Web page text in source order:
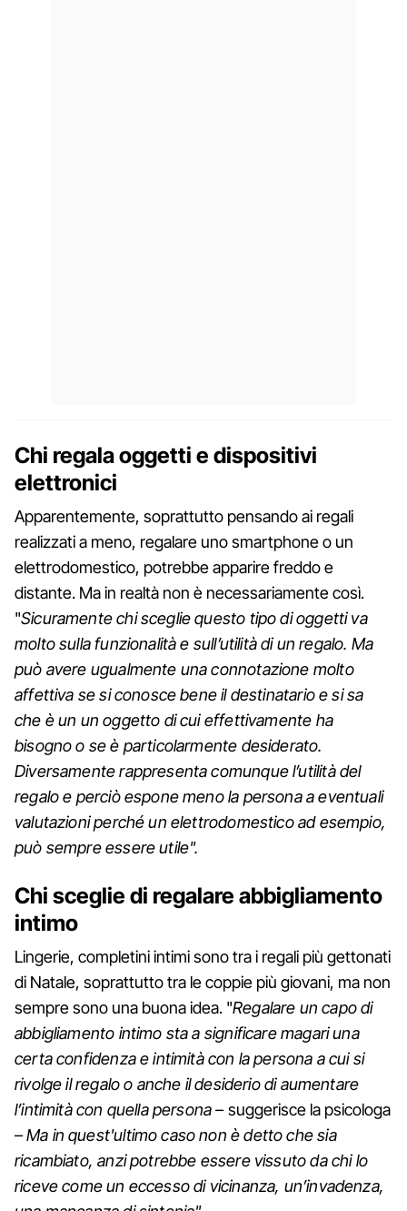
Chi regala oggetti e dispositivi
elettronici
Apparentemente, soprattutto pensando ai regali
realizzati a meno, regalare uno smartphone o un
elettrodomestico, potrebbe apparire freddo e
distante. Ma in realtà non è necessariamente così.
"Sicuramente chi sceglie questo tipo di oggetti va
molto sulla funzionalità e sull’utilità di un regalo. Ma
può avere ugualmente una connotazione molto
affettiva se si conosce bene il destinatario e si sa
che è un un oggetto di cui effettivamente ha
bisogno o se è particolarmente desiderato.
Diversamente rappresenta comunque l’utilità del
regalo e perciò espone meno la persona a eventuali
valutazioni perché un elettrodomestico ad esempio,
può sempre essere utile".
Chi sceglie di regalare abbigliamento
intimo
Lingerie, completini intimi sono tra i regali più gettonati
di Natale, soprattutto tra le coppie più giovani, ma non
sempre sono una buona idea. "Regalare un capo di
abbigliamento intimo sta a significare magari una
certa confidenza e intimità con la persona a cui si
rivolge il regalo o anche il desiderio di aumentare
l’intimità con quella persona –suggerisce la psicologa
–Ma in quest'ultimo caso non è detto che sia
ricambiato, anzi potrebbe essere vissuto da chi lo
riceve come un eccesso di vicinanza, un’invadenza,